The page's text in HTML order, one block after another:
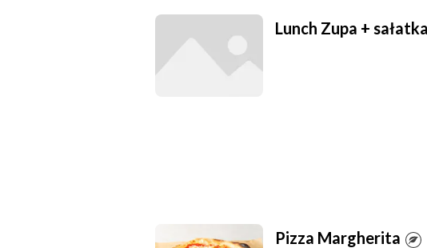
Lunch Zupa +
Pizza Margherita